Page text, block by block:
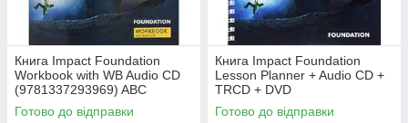
Книга Impact Foundation
Workbook with WB Audio CD
(9781337293969) ABC
Готово до відправки
Книга Impact Foundation
Lesson Planner + Audio CD +
TRCD + DVD
(9781337293891) ABC
Готово до відправки